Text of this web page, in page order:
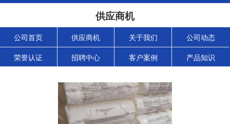
供应商机
公司首页 供应商机 关于我们 公司动态
荣誉认证 招聘中心 客户案例 产品知识